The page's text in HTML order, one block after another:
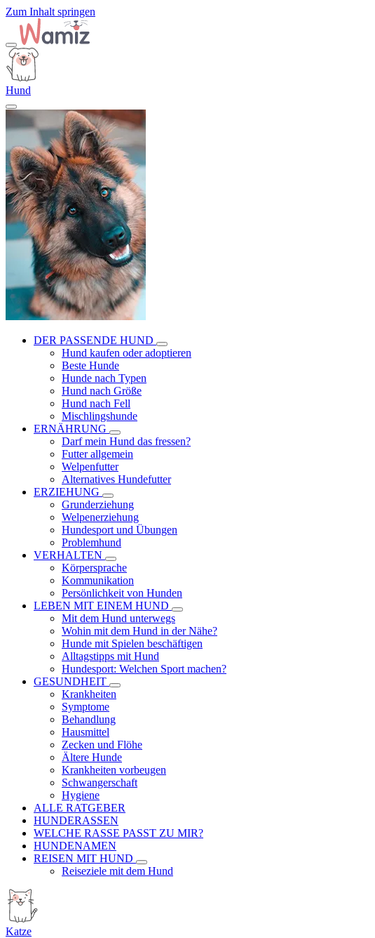
Zum Inhalt springen
Hund
DER PASSENDE HUND
Hund kaufen oder adoptieren
Beste Hunde
Hunde nach Typen
Hund nach Größe
Hund nach Fell
Mischlingshunde
ERNÄHRUNG
Darf mein Hund das fressen?
Futter allgemein
Welpenfutter
Alternatives Hundefutter
ERZIEHUNG
Grunderziehung
Welpenerziehung
Hundesport und Übungen
Problemhund
VERHALTEN
Körpersprache
Kommunikation
Persönlichkeit von Hunden
LEBEN MIT EINEM HUND
Mit dem Hund unterwegs
Wohin mit dem Hund in der Nähe?
Hunde mit Spielen beschäftigen
Alltagstipps mit Hund
Hundesport: Welchen Sport machen?
GESUNDHEIT
Krankheiten
Symptome
Behandlung
Hausmittel
Zecken und Flöhe
Ältere Hunde
Krankheiten vorbeugen
Schwangerschaft
Hygiene
ALLE RATGEBER
HUNDERASSEN
WELCHE RASSE PASST ZU MIR?
HUNDENAMEN
REISEN MIT HUND
Reiseziele mit dem Hund
Katze